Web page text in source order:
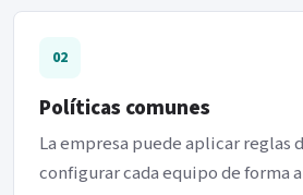
02
Políticas comunes
La empresa puede aplicar reglas
configurar cada equipo de forma